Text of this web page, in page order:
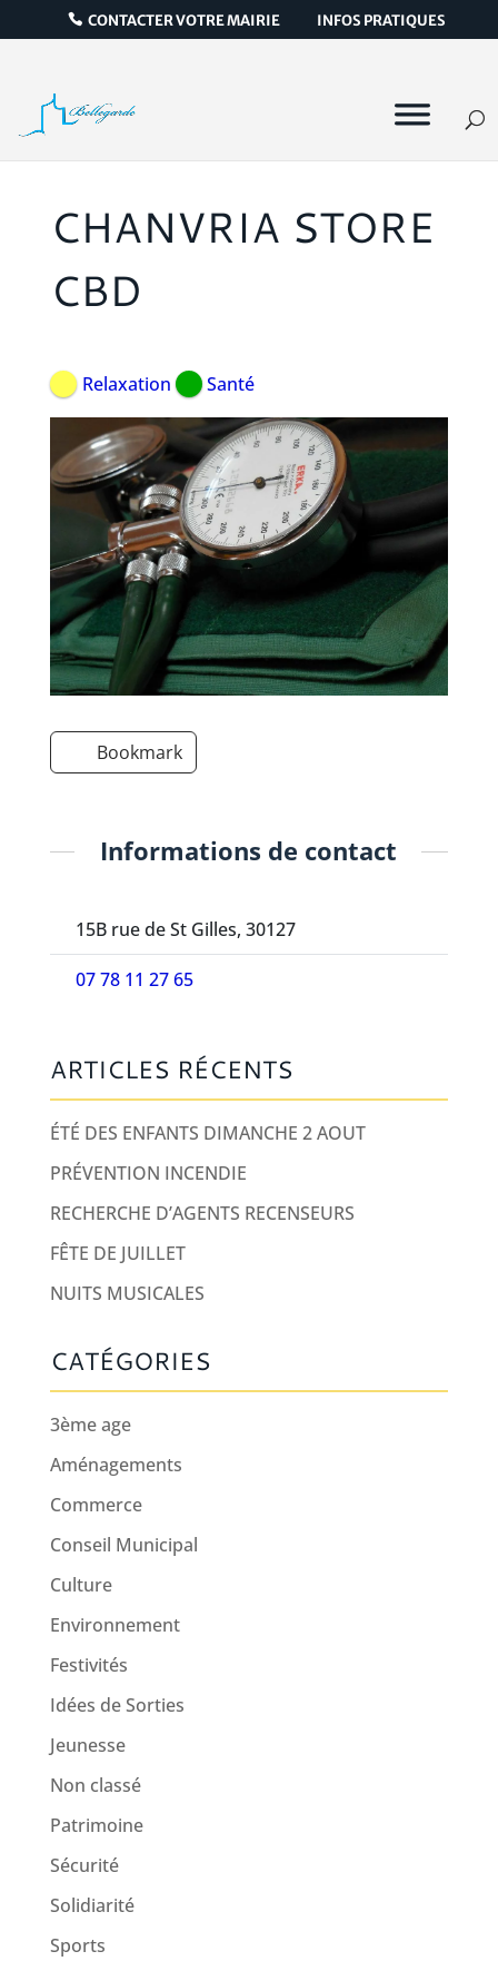
CONTACTER VOTRE MAIRIE INFOS PRATIQUES
CHANVRIA STORE
CBD
Relaxation Santé
Bookmark
Informations de contact
15B rue de St Gilles, 30127
07 78 11 27 65
ARTICLES RÉCENTS
ÉTÉ DES ENFANTS DIMANCHE 2 AOUT
PRÉVENTION INCENDIE
RECHERCHE D’AGENTS RECENSEURS
FÊTE DE JUILLET
NUITS MUSICALES
CATÉGORIES
3ème age
Aménagements
Commerce
Conseil Municipal
Culture
Environnement
Festivités
Idées de Sorties
Jeunesse
Non classé
Patrimoine
Sécurité
Solidiarité
Sports